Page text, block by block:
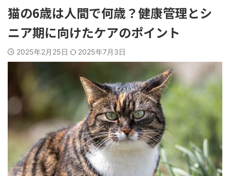
猫の6歳は人間で何歳？健康管理とシ
ニア期に向けたケアのポイント
2025年2月25日 2025年7月3日